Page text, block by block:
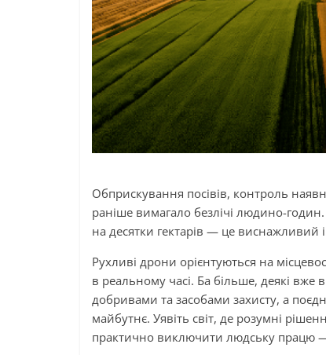
Обприскування посівів, контроль
раніше вимагало безлічі людино-
на десятки гектарів — це виснажливий
Рухливі дрони орієнтуються на
в реальному часі. Ба більше, деякі
добривами та засобами захисту, а
майбутнє. Уявіть світ, де розумні
практично виключити людську працю —